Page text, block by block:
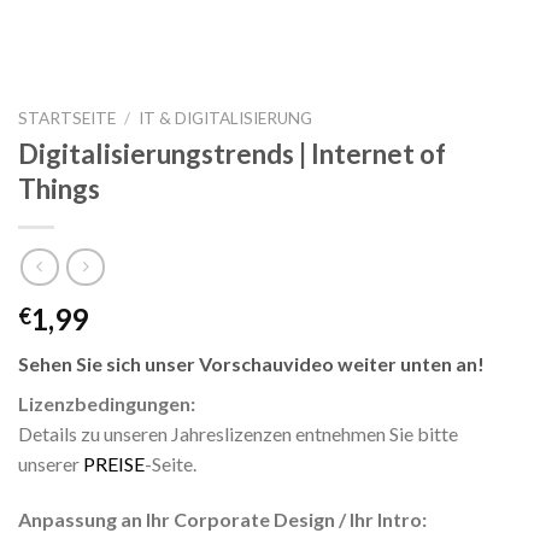
STARTSEITE / IT & DIGITALISIERUNG
Digitalisierungstrends | Internet of
Things
€1,99
Sehen Sie sich unser Vorschauvideo weiter unten an!
Lizenzbedingungen:
Details zu unseren Jahreslizenzen entnehmen Sie bitte
unserer PREISE-Seite.
Anpassung an Ihr Corporate Design / Ihr Intro: